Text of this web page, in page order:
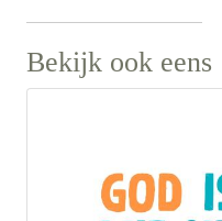
Bekijk ook eens